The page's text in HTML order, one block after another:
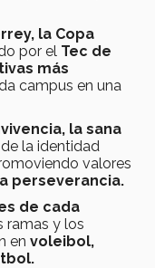
la Copa
por el Tec de
más
campus en una
la sana
la identidad
valores
perseverancia.
de cada
ramas y los
en voleibol,